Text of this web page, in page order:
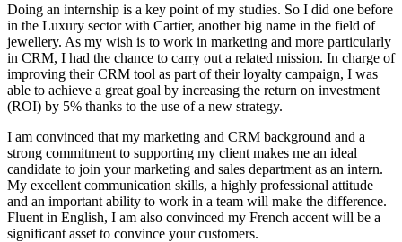
Doing an internship is a key point of my studies. So I did one before
in the Luxury sector with Cartier, another big name in the field of
jewellery. As my wish is to work in marketing and more particularly
in CRM, I had the chance to carry out a related mission. In charge of
improving their CRM tool as part of their loyalty campaign, I was
able to achieve a great goal by increasing the return on investment
(ROI) by 5% thanks to the use of a new strategy.
I am convinced that my marketing and CRM background and a
strong commitment to supporting my client makes me an ideal
candidate to join your marketing and sales department as an intern.
My excellent communication skills, a highly professional attitude
and an important ability to work in a team will make the difference.
Fluent in English, I am also convinced my French accent will be a
significant asset to convince your customers.